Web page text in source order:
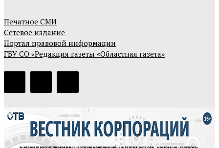
Печатное СМИ
Сетевое издание
Портал правовой информации
ГБУ СО «Редакция газеты «Областная газета»